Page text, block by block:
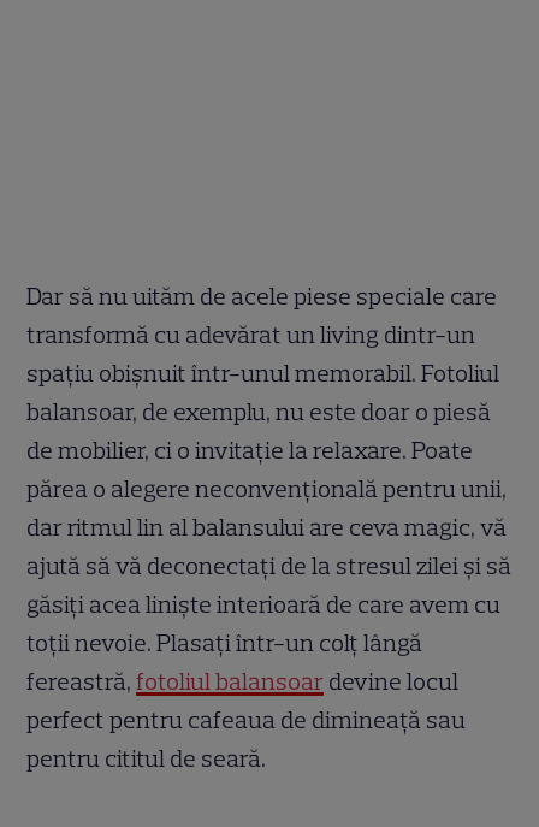
Dar să nu uităm de acele piese speciale care
transformă cu adevărat un living dintr-un
spațiu obișnuit într-unul memorabil. Fotoliul
balansoar, de exemplu, nu este doar o piesă
de mobilier, ci o invitație la relaxare. Poate
părea o alegere neconvențională pentru unii,
dar ritmul lin al balansului are ceva magic, vă
ajută să vă deconectați de la stresul zilei și să
găsiți acea liniște interioară de care avem cu
toții nevoie. Plasați într-un colț lângă
fereastră,fotoliul balansoar devine locul
perfect pentru cafeaua de dimineață sau
pentru cititul de seară.